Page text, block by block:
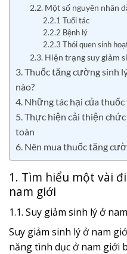
2.2. Một số nguyên nhân
2.2.1 Tuổi tác
2.2.2 Bệnh lý
2.2.3 Thói quen sinh
2.3. Hiện trạng suy giảm
3. Thuốc tăng cường sinh
nào?
4. Những tác hại của
5. Thực hiện cải thiện
toàn
6. Nên mua thuốc tăng
1. Tìm hiểu một vài
nam giới
1.1. Suy giảm sinh lý ở
Suy giảm sinh lý ở nam
năng tình dục ở nam giới